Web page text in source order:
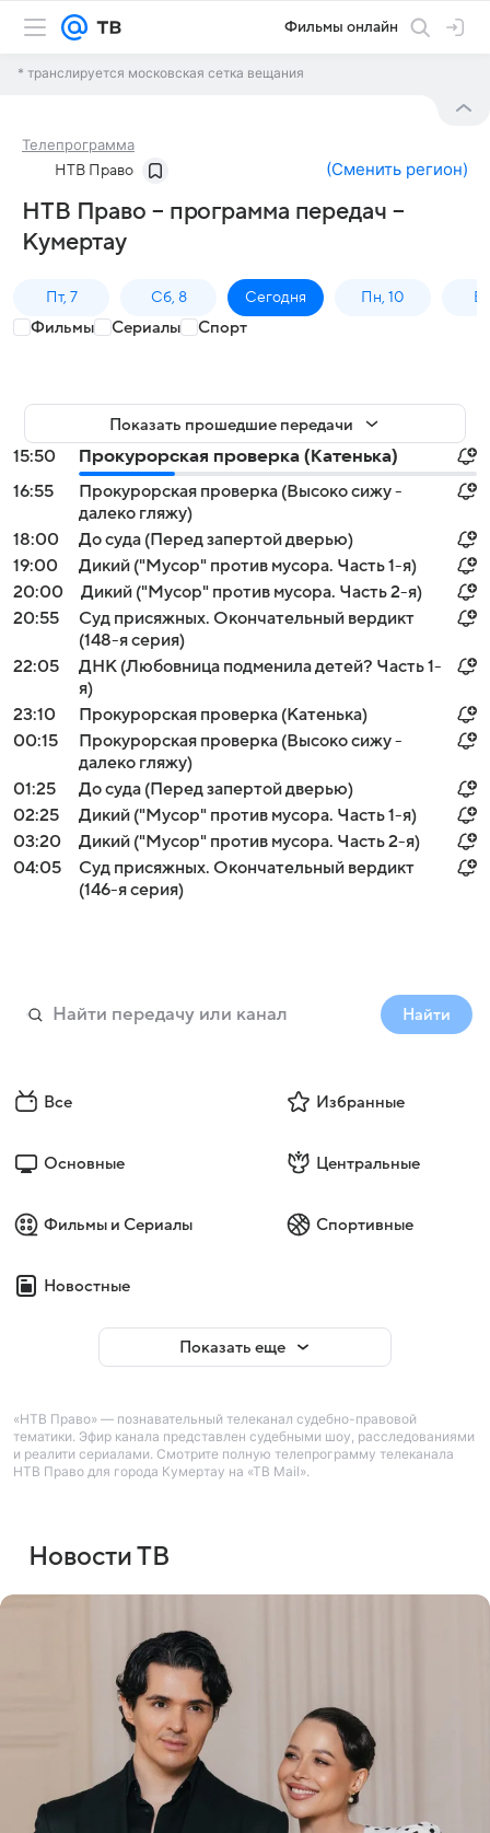
Фильмы онлайн
* транслируется московская сетка вещания
Телепрограмма
НТВ Право (Сменить регион)
НТВ Право – программа передач –
Кумертау
Пт, 7 Сб, 8 Сегодня Пн, 10
Фильмы Сериалы Спорт
Показать прошедшие передачи
15:50
Прокурорская проверка (Катенька)
16:55
Прокурорская проверка (Высоко сижу -
далеко гляжу)
18:00
До суда (Перед запертой дверью)
19:00
Дикий ("Мусор" против мусора. Часть 1-я)
20:00
Дикий ("Мусор" против мусора. Часть 2-я)
20:55
Суд присяжных. Окончательный вердикт
(148-я серия)
22:05
ДНК (Любовница подменила детей? Часть 1-
я)
23:10
Прокурорская проверка (Катенька)
00:15
Прокурорская проверка (Высоко сижу -
далеко гляжу)
01:25
До суда (Перед запертой дверью)
02:25
Дикий ("Мусор" против мусора. Часть 1-я)
03:20
Дикий ("Мусор" против мусора. Часть 2-я)
04:05
Суд присяжных. Окончательный вердикт
(146-я серия)
Найти
Все Избранные
Основные Центральные
Фильмы и Сериалы Спортивные
Новостные
Показать еще
«НТВ Право» — познавательный телеканал судебно-правовой
тематики. Эфир канала представлен судебными шоу, расследованиями
и реалити сериалами. Смотрите полную телепрограмму телеканала
НТВ Право для города Кумертау на «ТВ Mail».
Новости ТВ